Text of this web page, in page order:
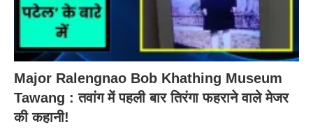
Major Ralengnao Bob Khathing Museum
Tawang : तवांग में पहली बार तिरंगा फहराने वाले मेजर
की कहानी!